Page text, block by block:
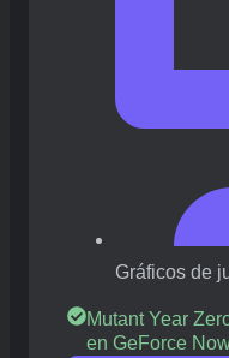
Gráficos de
Mutant Year
en GeForce